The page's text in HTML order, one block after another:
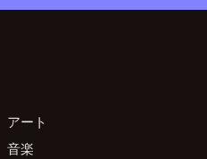
アート
音楽